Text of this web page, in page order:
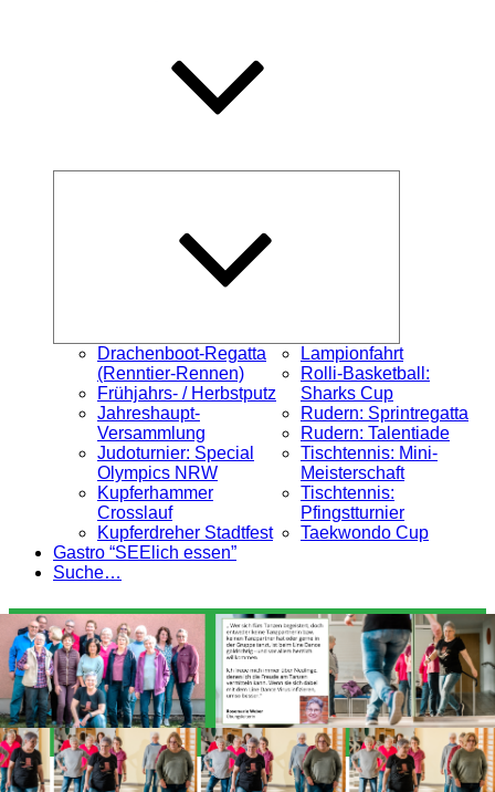
Drachenboot-Regatta
(Renntier-Rennen)
Frühjahrs- / Herbstputz
Jahreshaupt-
Versammlung
Judoturnier: Special
Olympics NRW
Kupferhammer
Crosslauf
Kupferdreher Stadtfest
Lampionfahrt
Rolli-Basketball:
Sharks Cup
Rudern: Sprintregatta
Rudern: Talentiade
Tischtennis: Mini-
Meisterschaft
Tischtennis:
Pfingstturnier
Taekwondo Cup
Gastro “SEElich essen”
Suche…